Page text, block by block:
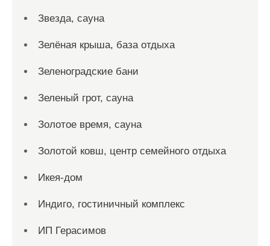
Звезда, сауна
Зелёная крыша, база отдыха
Зеленоградские бани
Зеленый грот, сауна
Золотое время, сауна
Золотой ковш, центр семейного отдыха
Икея-дом
Индиго, гостиничный комплекс
ИП Герасимов